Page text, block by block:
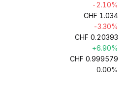
-2.10%
CHF 1.034
-3.30%
CHF 0.20393
+6.90%
CHF 0.999579
0.00%